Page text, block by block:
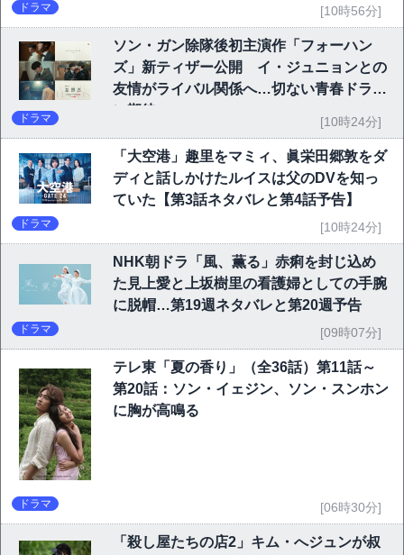
ドラマ [10時56分]
ソン・ガン除隊後初主演作「フォーハン
ズ」新ティザー公開 イ・ジュニョンとの
友情がライバル関係へ…切ない青春ドラマ
に期待
ドラマ [10時24分]
「大空港」趣里をマミィ、眞栄田郷敦をダ
ディと話しかけたルイスは父のDVを知っ
ていた【第3話ネタバレと第4話予告】
ドラマ [10時24分]
NHK朝ドラ「風、薫る」赤痢を封じ込め
た見上愛と上坂樹里の看護婦としての手腕
に脱帽…第19週ネタバレと第20週予告
ドラマ [09時07分]
テレ東「夏の香り」（全36話）第11話～
第20話：ソン・イェジン、ソン・スンホン
に胸が高鳴る
ドラマ [06時30分]
「殺し屋たちの店2」キム・へジュンが叔